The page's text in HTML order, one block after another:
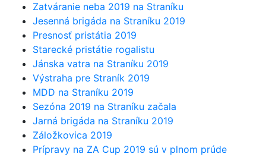
Zatváranie neba 2019 na Straníku
Jesenná brigáda na Straníku 2019
Presnosť pristátia 2019
Starecké pristátie rogalistu
Jánska vatra na Straníku 2019
Výstraha pre Straník 2019
MDD na Straníku 2019
Sezóna 2019 na Straníku začala
Jarná brigáda na Straníku 2019
Záložkovica 2019
Prípravy na ZA Cup 2019 sú v plnom prúde